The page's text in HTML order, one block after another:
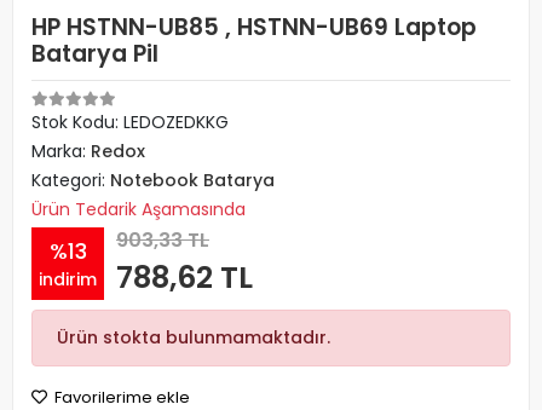
HP HSTNN-UB85 , HSTNN-UB69 Laptop
Batarya Pil
Stok Kodu: LEDOZEDKKG
Marka: Redox
Kategori: Notebook Batarya
Ürün Tedarik Aşamasında
%13
indirim
903,33 TL
788,62 TL
Ürün stokta bulunmamaktadır.
Favorilerime ekle